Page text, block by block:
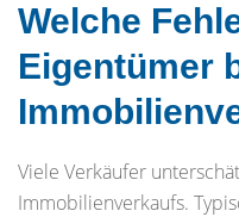
Welche
Eigentümer
Viele Verkäufer
Immobilienverkaufs.